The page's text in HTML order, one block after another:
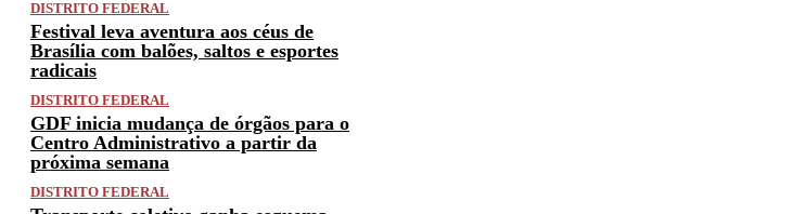
DISTRITO FEDERAL
Festival leva aventura aos céus de
Brasília com balões, saltos e esportes
radicais
DISTRITO FEDERAL
GDF inicia mudança de órgãos para o
Centro Administrativo a partir da
próxima semana
DISTRITO FEDERAL